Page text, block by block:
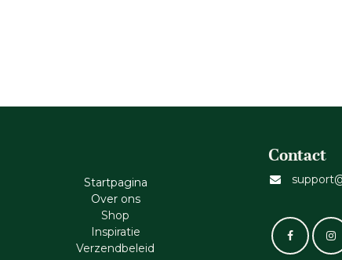
Startpagina
Ove​r​ ons
Shop
Inspiratie
Verzendbeleid
Contact